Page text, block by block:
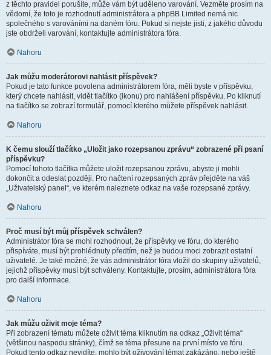
z těchto pravidel porušíte, může vám být uděleno varování. Vezměte prosím na
vědomí, že toto je rozhodnutí administrátora a phpBB Limited nemá nic
společného s varováními na daném fóru. Pokud si nejste jisti, z jakého důvodu
jste obdrželi varování, kontaktujte administrátora fóra.
Nahoru
Jak můžu moderátorovi nahlásit příspěvek?
Pokud je tato funkce povolena administrátorem fóra, měli byste v příspěvku,
který chcete nahlásit, vidět tlačítko (ikonu) pro nahlášení příspěvku. Po kliknutí
na tlačítko se zobrazí formulář, pomocí kterého můžete příspěvek nahlásit.
Nahoru
K čemu slouží tlačítko „Uložit jako rozepsanou zprávu“ zobrazené při psaní
příspěvku?
Pomocí tohoto tlačítka můžete uložit rozepsanou zprávu, abyste ji mohli
dokončit a odeslat později. Pro načtení rozepsaných zpráv přejděte na váš
„Uživatelský panel“, ve kterém naleznete odkaz na vaše rozepsané zprávy.
Nahoru
Proč musí být můj příspěvek schválen?
Administrátor fóra se mohl rozhodnout, že příspěvky ve fóru, do kterého
přispíváte, musí být prohlédnuty předtím, než je budou moci zobrazit ostatní
uživatelé. Je také možné, že vás administrátor fóra vložil do skupiny uživatelů,
jejichž příspěvky musí být schváleny. Kontaktujte, prosím, administrátora fóra
pro další informace.
Nahoru
Jak můžu oživit moje téma?
Při zobrazení tématu můžete oživit téma kliknutím na odkaz „Oživit téma“
(většinou naspodu stránky), čímž se téma přesune na první místo ve fóru.
Pokud tento odkaz nevidíte, mohlo být oživování témat zakázáno, nebo ještě